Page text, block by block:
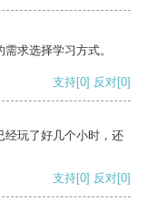
求选择学习方式。
支持[0] 反对[0]
经玩了好几个小时，还
支持[0] 反对[0]